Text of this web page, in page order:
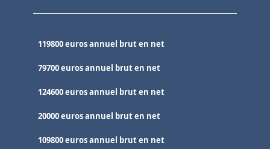
119800 euros annuel brut en net
79700 euros annuel brut en net
124600 euros annuel brut en net
20000 euros annuel brut en net
109800 euros annuel brut en net